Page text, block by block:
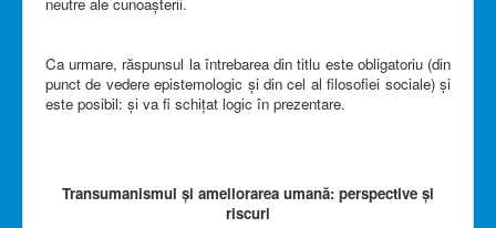
Ca urmare, răspunsul la întrebarea din titlu este obligatoriu (din
punct de vedere epistemologic și din cel al filosofiei sociale) și
este posibil: și va fi schițat logic în prezentare.
Transumanismul și ameliorarea umană: perspective și
riscuri